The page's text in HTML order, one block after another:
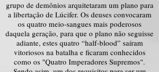
grupo de demônios arquitetaram um plano para
a libertação de Lúcifer. Os deuses convocaram
os quatro meio-sangues mais poderosos
daquela geração, para que o plano não seguisse
adiante, estes quatro “half-blood” saíram
vitoriosos na batalha e ficaram conhecidos
como os "Quatro Imperadores Supremos".